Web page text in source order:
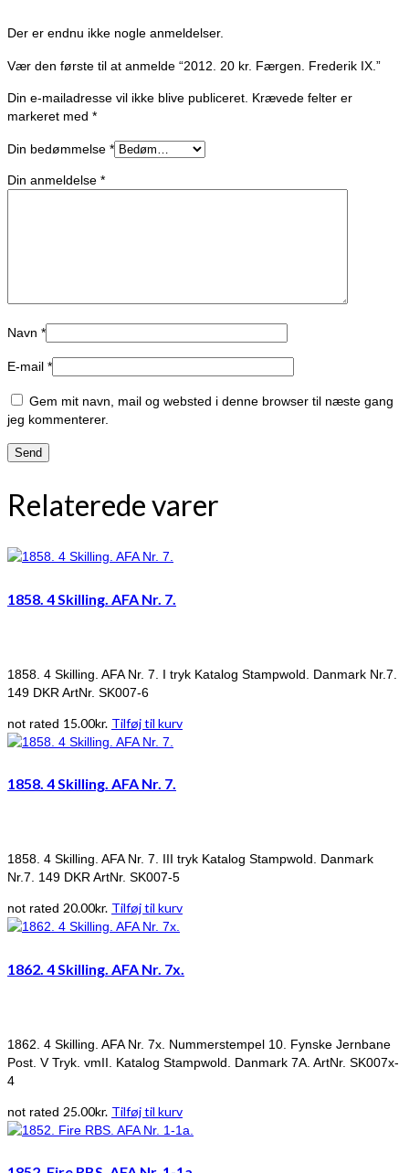
Der er endnu ikke nogle anmeldelser.
Vær den første til at anmelde “2012. 20 kr. Færgen. Frederik IX.”
Din e-mailadresse vil ikke blive publiceret. Krævede felter er
markeret med *
Din bedømmelse *
Din anmeldelse *
Navn *
E-mail *
Gem mit navn, mail og websted i denne browser til næste gang
jeg kommenterer.
Relaterede varer
1858. 4 Skilling. AFA Nr. 7.
1858. 4 Skilling. AFA Nr. 7. I tryk Katalog Stampwold. Danmark Nr.7.
149 DKR ArtNr. SK007-6
not rated 15.00kr. Tilføj til kurv
1858. 4 Skilling. AFA Nr. 7.
1858. 4 Skilling. AFA Nr. 7. III tryk Katalog Stampwold. Danmark
Nr.7. 149 DKR ArtNr. SK007-5
not rated 20.00kr. Tilføj til kurv
1862. 4 Skilling. AFA Nr. 7x.
1862. 4 Skilling. AFA Nr. 7x. Nummerstempel 10. Fynske Jernbane
Post. V Tryk. vmII. Katalog Stampwold. Danmark 7A. ArtNr. SK007x-
4
not rated 25.00kr. Tilføj til kurv